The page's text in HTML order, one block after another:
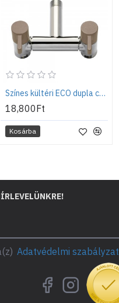
Színes kültéri ECO dupla csaptelep - Szürke
18,800Ft
Kosárba
Adatvédelmi szabályzat